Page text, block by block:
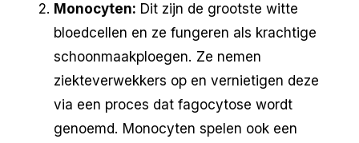
Monocyten: Dit zijn de grootste witte
bloedcellen en ze fungeren als krachtige
schoonmaakploegen. Ze nemen
ziekteverwekkers op en vernietigen deze
via een proces dat fagocytose wordt
genoemd. Monocyten spelen ook een